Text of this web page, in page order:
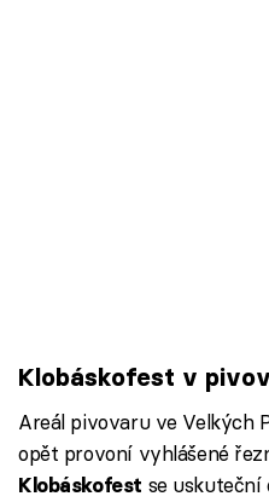
Klobáskofest v
Areál pivovaru ve Velkých
opět provoní vyhlášené
Klobáskofest se uskuteční